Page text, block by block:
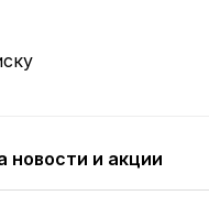
новости и акции